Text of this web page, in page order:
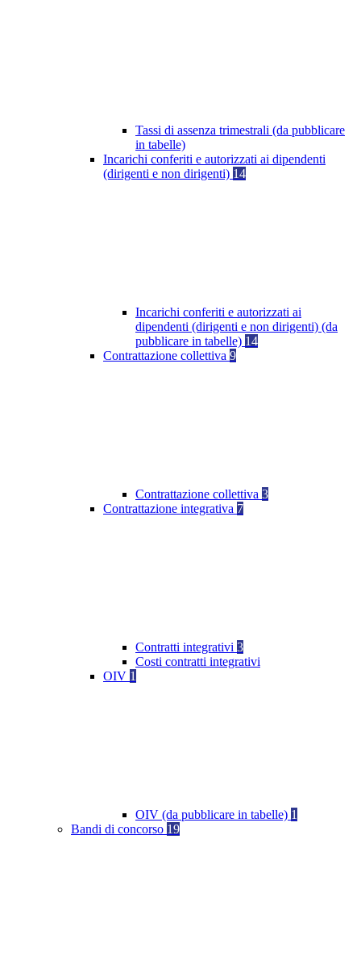
Tassi di assenza trimestrali (da pubblicare
in tabelle)
Incarichi conferiti e autorizzati ai dipendenti
(dirigenti e non dirigenti) 14
Incarichi conferiti e autorizzati ai
dipendenti (dirigenti e non dirigenti) (da
pubblicare in tabelle) 14
Contrattazione collettiva 9
Contrattazione collettiva 3
Contrattazione integrativa 7
Contratti integrativi 3
Costi contratti integrativi
OIV 1
OIV (da pubblicare in tabelle) 1
Bandi di concorso 19